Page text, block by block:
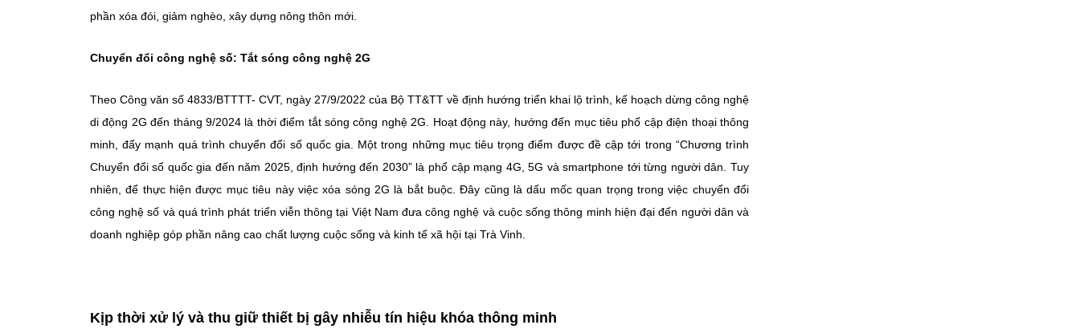
phần xóa đói, giảm nghèo, xây dựng nông thôn mới.
Chuyển đổi công nghệ số: Tắt sóng công nghệ 2G
Theo Công văn số 4833/BTTTT- CVT, ngày 27/9/2022 của Bộ TT&TT về định hướng triển khai lộ trình, kế hoạch dừng công nghệ
di động 2G đến tháng 9/2024 là thời điểm tắt sóng công nghệ 2G. Hoạt động này, hướng đến mục tiêu phổ cập điện thoại thông
minh, đẩy mạnh quá trình chuyển đổi số quốc gia. Một trong những mục tiêu trọng điểm được đề cập tới trong “Chương trình
Chuyển đổi số quốc gia đến năm 2025, định hướng đến 2030” là phổ cập mạng 4G, 5G và smartphone tới từng người dân. Tuy
nhiên, để thực hiện được mục tiêu này việc xóa sóng 2G là bắt buộc. Đây cũng là dấu mốc quan trọng trong việc chuyển đổi
công nghệ số và quá trình phát triển viễn thông tại Việt Nam đưa công nghệ và cuộc sống thông minh hiện đại đến người dân và
doanh nghiệp góp phần nâng cao chất lượng cuộc sống và kinh tế xã hội tại Trà Vinh.
Kịp thời xử lý và thu giữ thiết bị gây nhiễu tín hiệu khóa thông minh